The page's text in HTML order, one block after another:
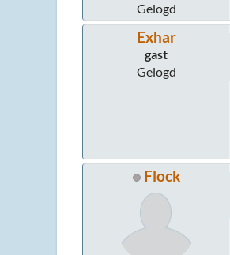
Gelogd
Exhar
gast
Gelogd
Flock